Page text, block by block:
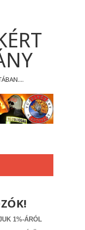
1%-ÁRÓL